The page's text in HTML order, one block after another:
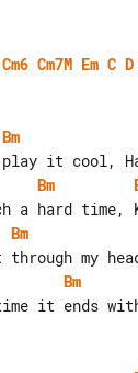
Cm6 Cm7M Em C D
Bm
Bm
Bm
Bm